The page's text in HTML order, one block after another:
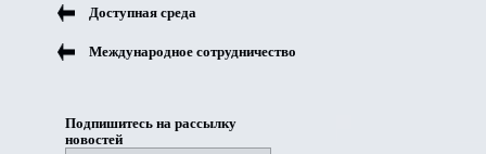
Доступная среда
Международное сотрудничество
Подпишитесь на рассылку
новостей